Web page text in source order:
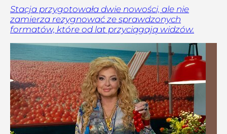
Stacja przygotowała dwie nowości, ale nie
zamierza rezygnować ze sprawdzonych
formatów, które od lat przyciągają widzów.